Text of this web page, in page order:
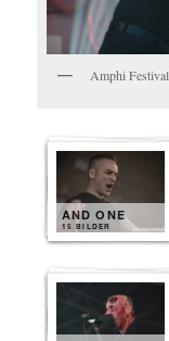
Amphi Festival
AND ONE
15 BILDER